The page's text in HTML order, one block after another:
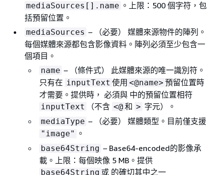
mediaSources[].name 。上限：500 個字符，包
括預留位置。
mediaSources – （必要） 媒體來源物件的陣列。
每個媒體來源都包含影像資料。陣列必須至少包含一
個項目。
name – （條件式） 此媒體來源的唯一識別符。
只有在 inputText 使用 <@name> 預留位置時
才需要。提供時， 必須與 中的預留位置相符
inputText （不含 <@和 > 字元）。
mediaType – （必要） 媒體類型。目前僅支援
"image" 。
base64String – Base64-encoded的影像承
載。上限：每個映像 5 MB。提供
base64String 或 的確切其中之一